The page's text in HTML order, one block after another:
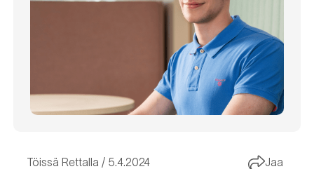
Töissä Rettalla 5.4.2024 Jaa